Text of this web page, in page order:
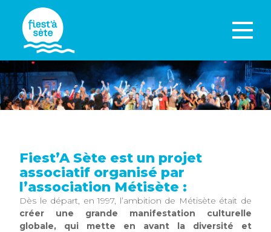
Fiest’A Sète est un projet
associatif organisé par
l’association Métisète :
Dès le départ, en 1997, l’ambition de Métisète était de
créer une grande manifestation culturelle
globale, qui mette en avant la diversité et